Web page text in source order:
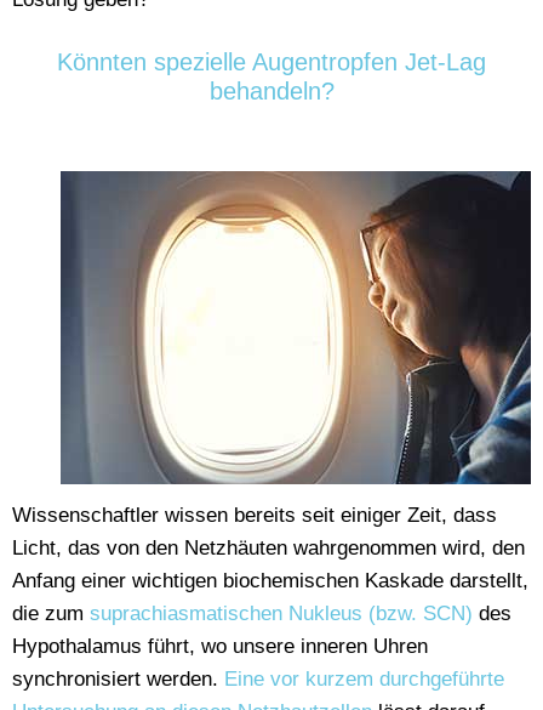
Könnten spezielle Augentropfen Jet-Lag
behandeln?
Wissenschaftler wissen bereits seit einiger Zeit, dass
Licht, das von den Netzhäuten wahrgenommen wird, den
Anfang einer wichtigen biochemischen Kaskade darstellt,
die zum suprachiasmatischen Nukleus (bzw. SCN) des
Hypothalamus führt, wo unsere inneren Uhren
synchronisiert werden. Eine vor kurzem durchgeführte